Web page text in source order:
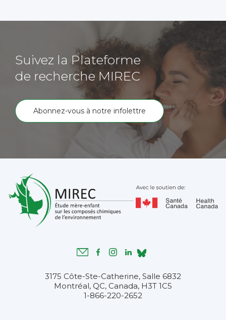
Suivez la Plateforme
de recherche MIREC
Abonnez-vous à notre infolettre
3175 Côte-Ste-Catherine, Salle 6832
Montréal, QC, Canada, H3T 1C5
1-866-220-2652